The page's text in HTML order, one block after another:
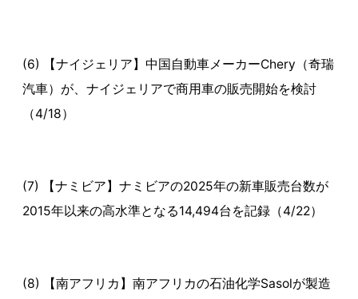
(6) 【ナイジェリア】中国自動車メーカーChery（奇瑞
汽車）が、ナイジェリアで商用車の販売開始を検討
（4/18）
(7) 【ナミビア】ナミビアの2025年の新車販売台数が
2015年以来の高水準となる14,494台を記録（4/22）
(8) 【南アフリカ】南アフリカの石油化学Sasolが製造